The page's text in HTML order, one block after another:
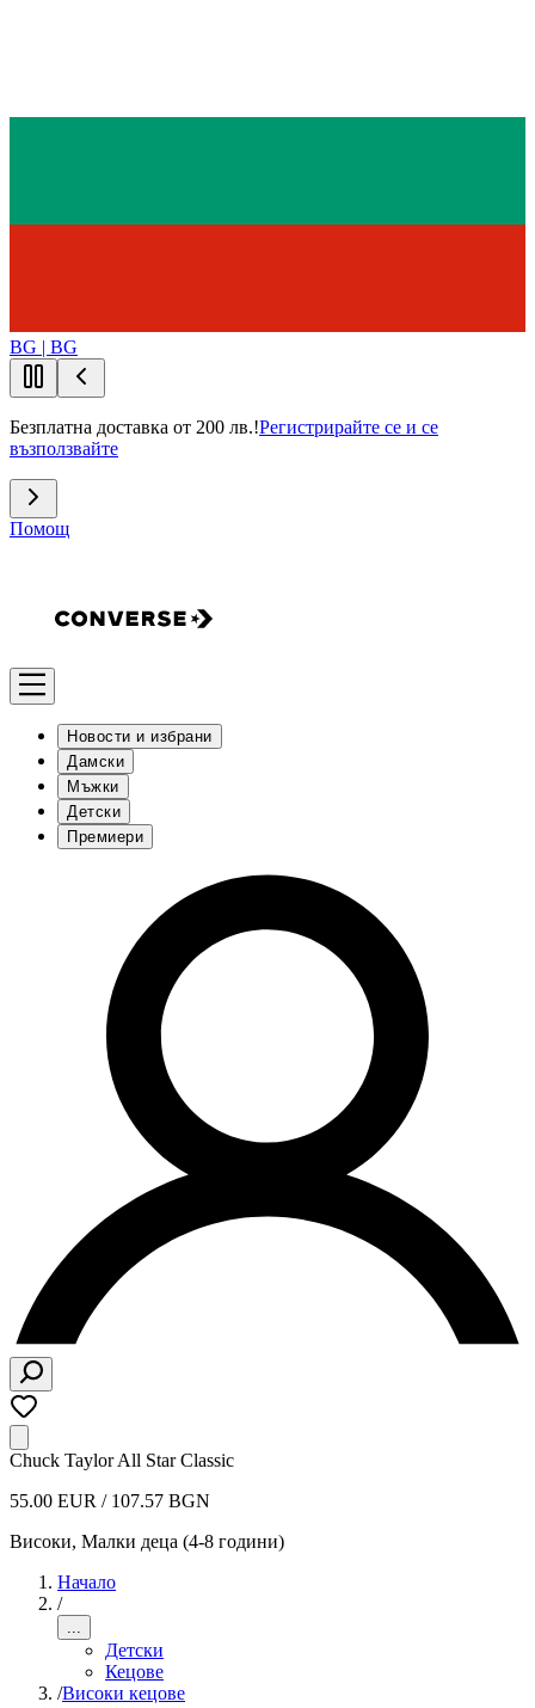
BG | BG
Безплатна доставка от 200 лв.!Регистрирайте се и се
възползвайте
Помощ
Новости и избрани
Дамски
Мъжки
Детски
Премиери
Chuck Taylor All Star Classic
55.00 EUR / 107.57 BGN
Високи, Малки деца (4-8 години)
Начало
/
...
Детски
Кецове
/Високи кецове